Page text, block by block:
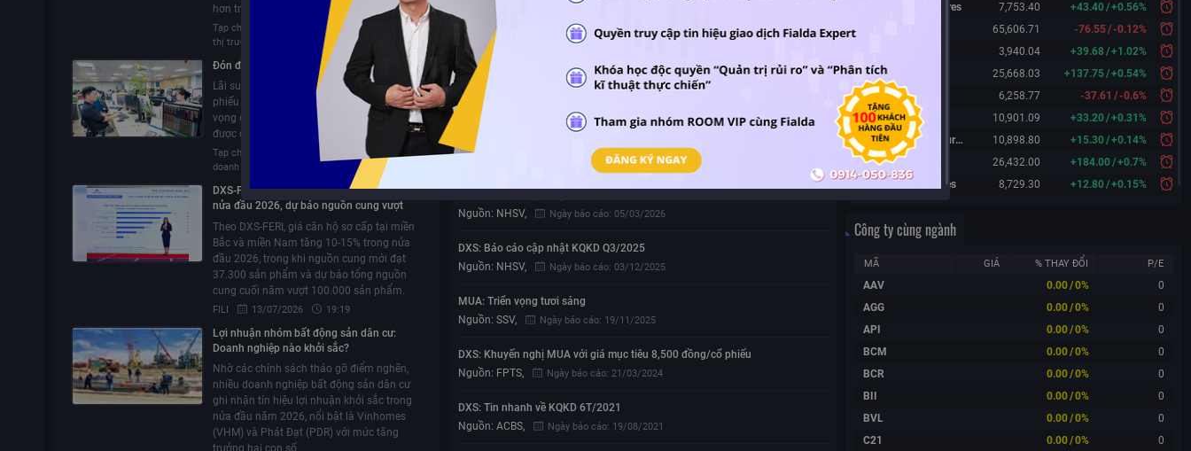
hơn trăm tỷ.
Tạp chí Nhịp sống
thị trường
05/08/2026 09:18
Đón đầu cổ phiếu bất động sản
Lãi suất cao gây khó khăn cho nhiều mã cổ
phiếu địa ốc trong hiện tại, tuy nhiên triển
vọng dài hạn của nhóm ngành này vẫn
được đánh giá tích cực.
Tạp chí Diễn đàn
doanh nghiệp
31/07/2026 20:26
DXS-FERI: Giá căn hộ tăng 10-15% trong
nửa đầu 2026, dự báo nguồn cung vượt
100 ngàn sản phẩm vào cuối năm
Theo DXS-FERI, giá căn hộ sơ cấp tại miền
Bắc và miền Nam tăng 10-15% trong nửa
đầu 2026, trong khi nguồn cung mới đạt
37.300 sản phẩm và dự báo tổng nguồn
cung cuối năm vượt 100.000 sản phẩm.
FILI 13/07/2026 19:19
Lợi nhuận nhóm bất động sản dân cư:
Doanh nghiệp nào khởi sắc?
Nhờ các chính sách tháo gỡ điểm nghẽn,
nhiều doanh nghiệp bất động sản dân cư
ghi nhận tín hiệu lợi nhuận khởi sắc trong
nửa đầu năm 2026, nổi bật là Vinhomes
(VHM) và Phát Đạt (PDR) với mức tăng
trưởng hai con số.
DXS: Khuyến nghị MUA với giá mục tiêu 12,000 đồng/cổ phiếu
Nguồn:
Chất lượng lợi nhuận cải thiện, hưởng lợi từ tái cấu trúc hệ sinh thái
Nguồn:
DXS: Khuyến nghị KHẢ QUAN với giá mục tiêu 8,300 đồng/cổ phiếu
Ngày báo cáo: 06/04/2026
Nguồn: NHSV, Ngày báo cáo: 05/03/2026
DXS: Báo cáo cập nhật KQKD Q3/2025
Nguồn: NHSV, Ngày báo cáo: 03/12/2025
MUA: Triển vọng tươi sáng
Nguồn: SSV, Ngày báo cáo: 19/11/2025
DXS: Khuyến nghị MUA với giá mục tiêu 8,500 đồng/cổ phiếu
Nguồn: FPTS, Ngày báo cáo: 21/03/2024
DXS: Tin nhanh về KQKD 6T/2021
Nguồn: ACBS, Ngày báo cáo: 19/08/2021
S&P 500 Futures
7,753.40 +43.40/+0.56%
65,606.71 -76.55/-0.12%
3,940.04 +39.68/+1.02%
Hang Seng
25,668.03 +137.75/+0.54%
KOSPI
6,258.77 -37.61 /-0.6%
FTSE 100
10,901.09 +33.20/+0.31%
FTSE 100 Futures
10,898.80 +15.30/+0.14%
DAX Futures
26,432.00 +184.00/+0.7%
CAC 40 Futures
8,729.30 +12.80/+0.15%
Công ty cùng ngành
MÃ GIÁ % THAY ĐỔI P/E
AAV 0.00/0%
0
AGG
0.00/0%
0
API
0.00/0%
0
BCM
0.00/0%
0
BCR
0.00/0%
0
BII
0.00/0%
0
BVL
0.00/0%
0
C21
0.00/0% 0